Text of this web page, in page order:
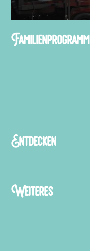
Familienprogramm
Entdecken
Weiteres